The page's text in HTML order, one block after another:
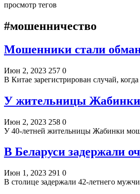
просмотр тегов
#мошенничество
Мошенники стали
Июн 2, 2023 257 0
В Китае зарегистрирован случай,
У жительницы Жабинки
Июн 2, 2023 258 0
У 40-летней жительницы Жабинки
В Беларуси задержали
Июн 1, 2023 291 0
В столице задержали 42-летнего